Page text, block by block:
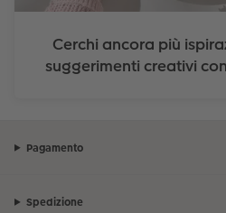
Cerchi ancora più
suggerimenti creativi
Pagamento
Spedizione